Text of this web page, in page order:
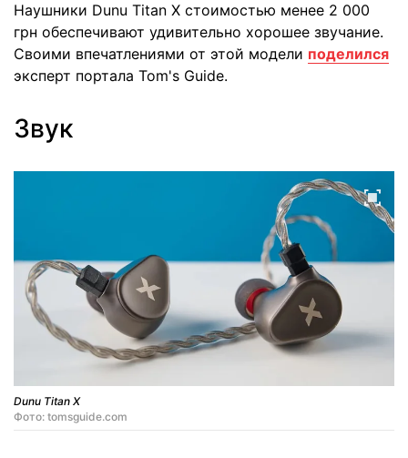
Наушники Dunu Titan X стоимостью менее 2 000
грн обеспечивают удивительно хорошее звучание.
Своими впечатлениями от этой модели поделился
эксперт портала Tom's Guide.
Звук
Dunu Titan X
Фото: tomsguide.com